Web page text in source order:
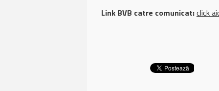
Link BVB catre comunicat:click